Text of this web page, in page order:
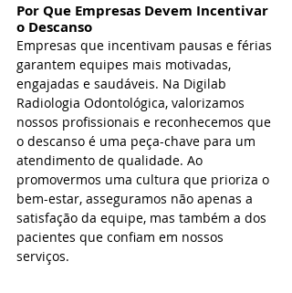
Por Que Empresas Devem Incentivar
o Descanso
Empresas que incentivam pausas e férias
garantem equipes mais motivadas,
engajadas e saudáveis. Na Digilab
Radiologia Odontológica, valorizamos
nossos profissionais e reconhecemos que
o descanso é uma peça-chave para um
atendimento de qualidade. Ao
promovermos uma cultura que prioriza o
bem-estar, asseguramos não apenas a
satisfação da equipe, mas também a dos
pacientes que confiam em nossos
serviços.